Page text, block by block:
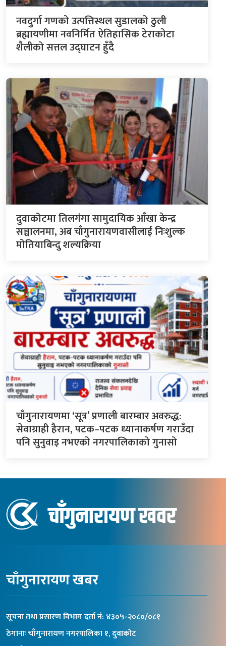
नवदुर्गा गणको उत्पत्तिस्थल सुडालको ठुली
ब्रह्मायणीमा नवनिर्मित ऐतिहासिक टेराकोटा
शैलीको सत्तल उद्घाटन हुँदै
दुवाकोटमा तिलगंगा सामुदायिक आँखा केन्द्र
सञ्चालनमा, अब चाँगुनारायणवासीलाई निःशुल्क
मोतियाबिन्दु शल्यक्रिया
चाँगुनारायणमा ‘सूत्र’ प्रणाली बारम्बार अवरुद्ध:
सेवाग्राही हैरान, पटक–पटक ध्यानाकर्षण गराउँदा
पनि सुनुवाइ नभएको नगरपालिकाको गुनासो
चाँगुनारायण खबर
सूचना तथा प्रसारण विभाग दर्ता नंं: ४३०५-२०८०/०८१
ठेगानाः चाँगुनारायण नगरपालिका १, दुवाकोट